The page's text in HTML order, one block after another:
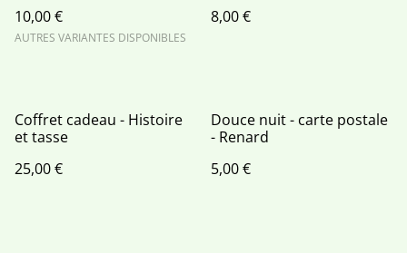
10,00 €
AUTRES VARIANTES DISPONIBLES
8,00 €
Coffret cadeau - Histoire
et tasse
25,00 €
Douce nuit - carte postale
- Renard
5,00 €